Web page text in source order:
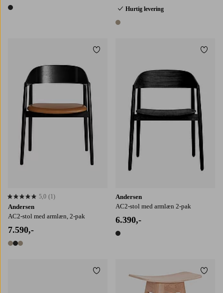
1 farve Hurtig levering
1 farve
Andersen
AC2-stol med armlæn, 2-pak
7.590,-
3 farver
5,0 baseret på 1 bedømmelser
5,0 (1)
Tilføj til favoritter
Andersen
AC2-stol med armlæn 2-pak
6.390,-
1 farve
Tilføj til favoritter